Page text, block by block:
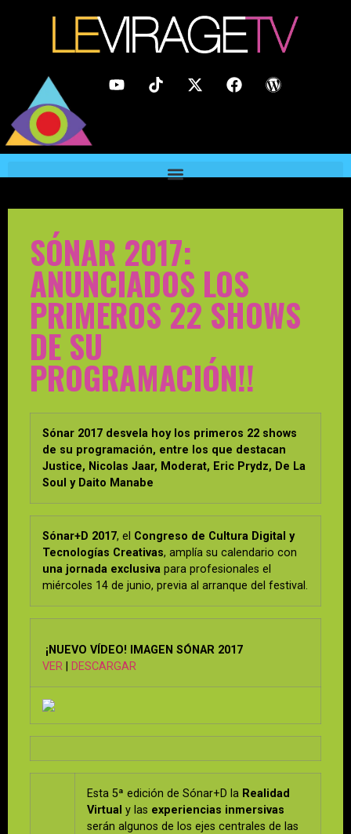
SÓNAR 2017:
ANUNCIADOS LOS
PRIMEROS 22 SHOWS
DE SU
PROGRAMACIÓN!!
Sónar 2017 desvela hoy los primeros 22 shows
de su programación, entre los que destacan
Justice, Nicolas Jaar, Moderat, Eric Prydz, De La
Soul y Daito Manabe
Sónar+D 2017, el Congreso de Cultura Digital y
Tecnologías Creativas, amplía su calendario con
una jornada exclusiva para profesionales el
miércoles 14 de junio, previa al arranque del festival.
¡NUEVO VÍDEO! IMAGEN SÓNAR 2017
VER
DESCARGAR
Esta 5ª edición de Sónar+D la Realidad
Virtual y las experiencias inmersivas
serán algunos de los ejes centrales de las